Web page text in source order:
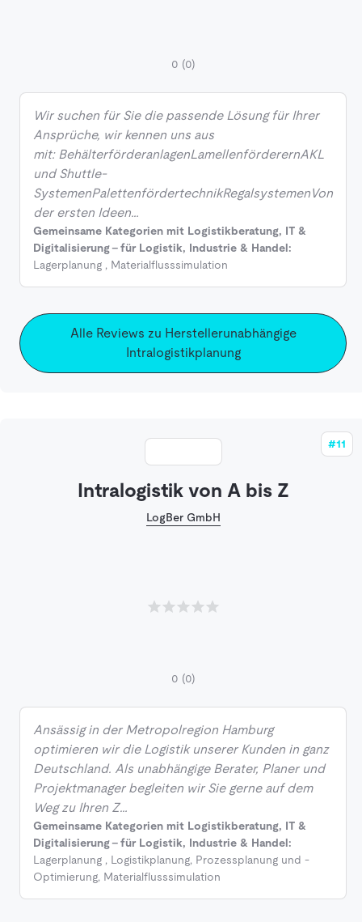
0 (0)
Wir suchen für Sie die passende Lösung für Ihrer
Ansprüche, wir kennen uns aus
mit: BehälterförderanlagenLamellenförderernAKL
und Shuttle-
SystemenPalettenfördertechnikRegalsystemenVon
der ersten Ideen…
Gemeinsame Kategorien mit Logistikberatung, IT &
Digitalisierung - für Logistik, Industrie & Handel:
Lagerplanung , Materialflusssimulation
Alle Reviews zu Herstellerunabhängige
Intralogistikplanung
#11
Intralogistik von A bis Z
LogBer GmbH
0 (0)
Ansässig in der Metropolregion Hamburg
optimieren wir die Logistik unserer Kunden in ganz
Deutschland. Als unabhängige Berater, Planer und
Projektmanager begleiten wir Sie gerne auf dem
Weg zu Ihren Z…
Gemeinsame Kategorien mit Logistikberatung, IT &
Digitalisierung - für Logistik, Industrie & Handel:
Lagerplanung , Logistikplanung, Prozessplanung und -
Optimierung, Materialflusssimulation